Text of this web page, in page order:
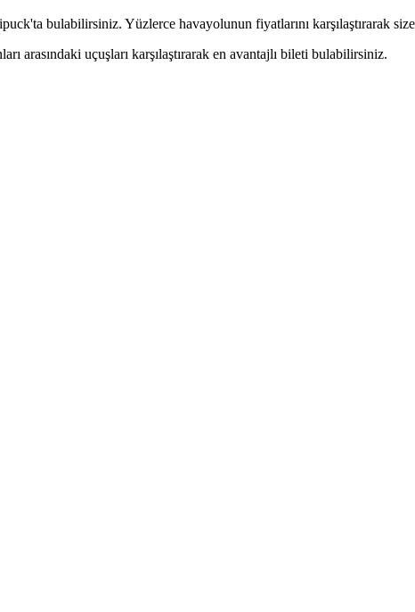
bulabilirsiniz. Yüzlerce havayolunun fiyatlarını karşılaştırarak
arasındaki uçuşları karşılaştırarak en avantajlı bileti bulabilirsiniz.